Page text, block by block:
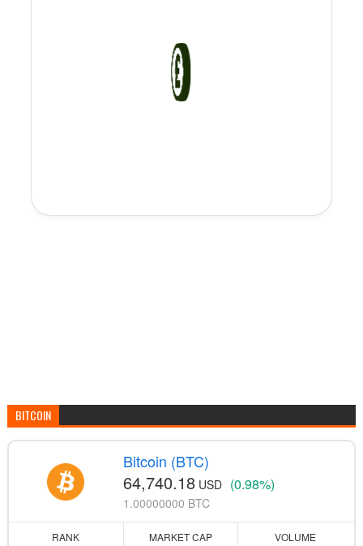
BITCOIN
Bitcoin (BTC)
64,740.18 USD (0.98%)
1.00000000 BTC
RANK MARKET CAP VOLUME